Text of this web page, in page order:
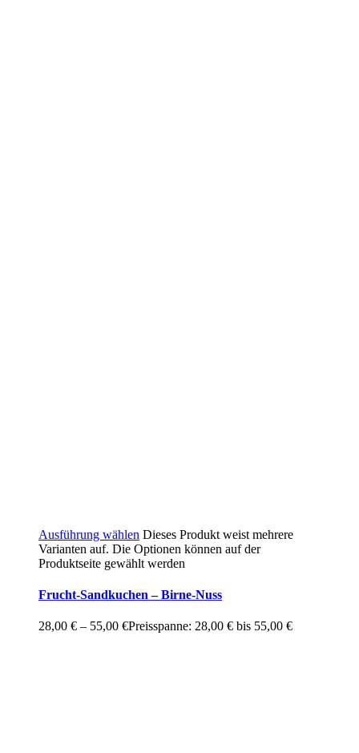
Ausführung wählen Dieses Produkt weist mehrere
Varianten auf. Die Optionen können auf der
Produktseite gewählt werden
Frucht-Sandkuchen – Birne-Nuss
28,00 € – 55,00 €Preisspanne: 28,00 € bis 55,00 €